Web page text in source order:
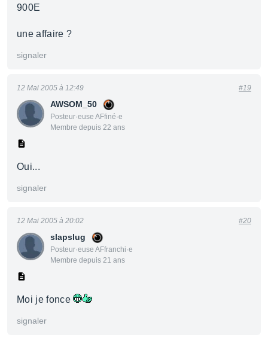
900E
une affaire ?
signaler
AWSOM_50
Posteur·euse AFfiné·e
Membre depuis 22 ans
12 Mai 2005 à 12:49 #19
Oui...
signaler
slapslug
Posteur·euse AFfranchi·e
Membre depuis 21 ans
12 Mai 2005 à 20:02 #20
Moi je fonce
signaler